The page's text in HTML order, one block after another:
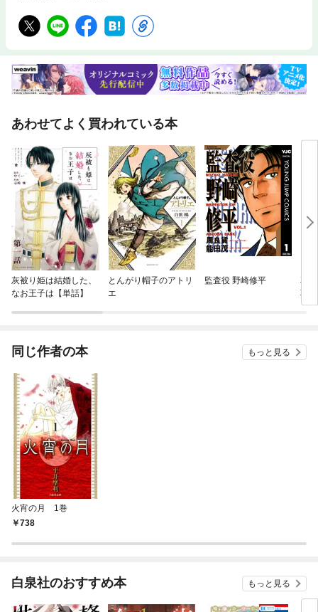
あわせてよく買われている本
灰被り姫は結婚した、
なお王子は【単話】
とんがり帽子のアトリ
エ
監査役 野崎修平
花
郭
ロ】
同じ作者の本 もっと見る
火宵の月 1巻
738
白泉社のおすすめ本 もっと見る